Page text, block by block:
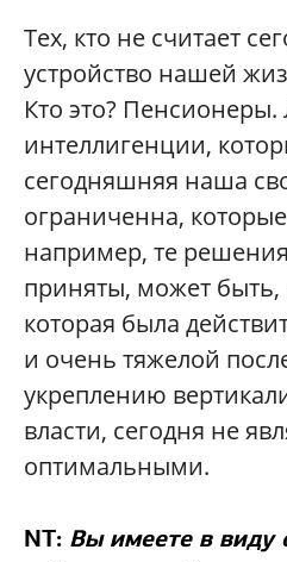
Тех, кто не считает
устройство нашей
Кто это?
интеллигенции,
сегодняшняя наша
ограниченна,
например, те
приняты, может быть,
которая была
и очень тяжелой
укреплению
власти, сегодня не
оптимальными.
NT: Вы имеете в виду